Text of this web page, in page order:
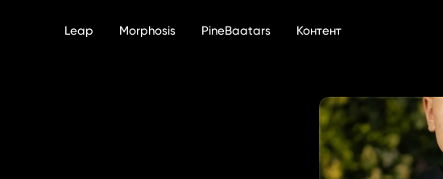
Leap Morphosis PineBaatars Контент